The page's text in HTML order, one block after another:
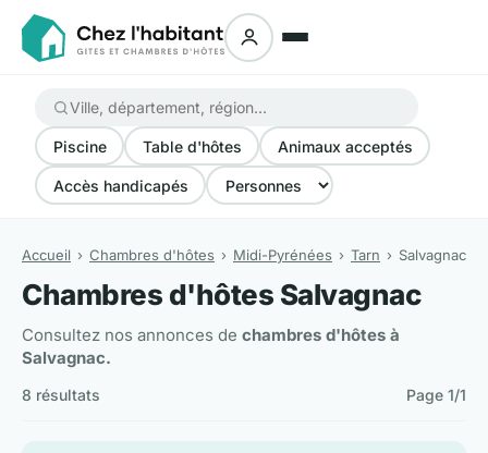
Piscine Table d'hôtes Animaux acceptés
Accès handicapés
Accueil Chambres d'hôtes Midi-Pyrénées Tarn Salvagnac
Chambres d'hôtes Salvagnac
Consultez nos annonces de chambres d'hôtes à
Salvagnac.
8 résultats Page 1/1